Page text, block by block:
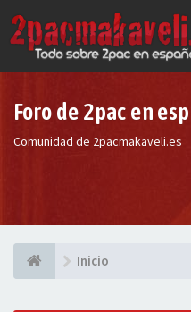
Foro de 2pac en
Comunidad de 2pacmakaveli.es
Inicio